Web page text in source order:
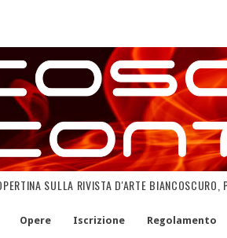
SULLA RIVISTA D'ARTE
Opere Iscrizione Regolamento